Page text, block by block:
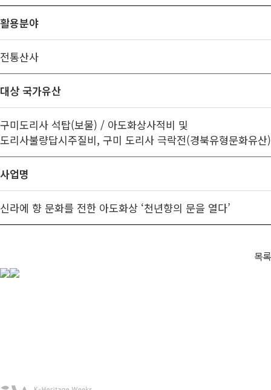
활용분야
전통산사
대상 국가유산
구미도리사 석탑(보물) / 아도화상사적비 및
도리사불량답시주질비, 구미 도리사 극락전(경북유형문화유산)
사업명
신라에 향 문화를 전한 아도화상 ‘천년향의 문을 열다’
목록